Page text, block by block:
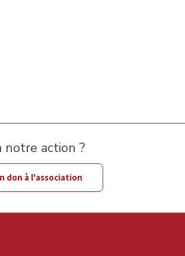
notre action ?
don à l'association